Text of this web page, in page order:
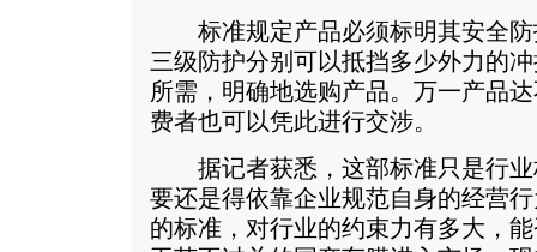
标准规定产品必须标明其安全防
三级防护分别可以抵挡多少外力的
所需，明确地选购产品。万一产品
费者也可以凭此进行交涉。
据记者获悉，这部标准只是行业
要还是得依靠企业规范自身的经营
的标准，对行业的约束力有多大，